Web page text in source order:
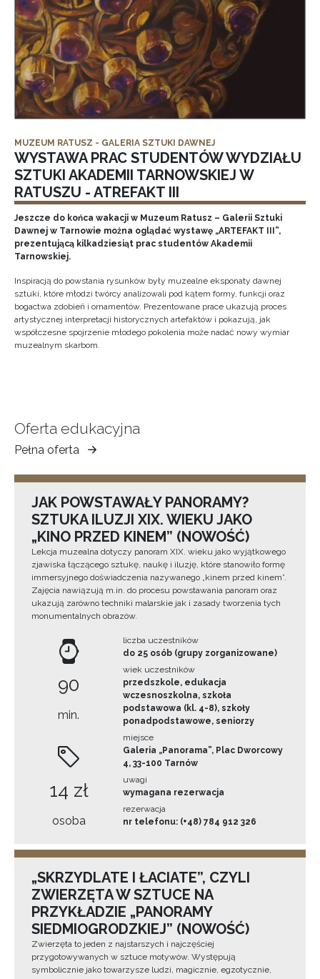
MUZEUM RATUSZ - GALERIA SZTUKI DAWNEJ
WYSTAWA PRAC STUDENTÓW WYDZIAŁU
SZTUKI AKADEMII TARNOWSKIEJ W
RATUSZU - ATREFAKT III
Jeszcze do końca wakacji w Muzeum Ratusz – Galerii Sztuki
Dawnej w Tarnowie można oglądać wystawę „ARTEFAKT III”,
prezentującą kilkadziesiąt prac studentów Akademii
Tarnowskiej.
Inspiracją do powstania rysunków były muzealne eksponaty dawnej
sztuki, które młodzi twórcy analizowali pod kątem formy, funkcji oraz
bogactwa zdobień i ornamentów. Prezentowane prace ukazują proces
artystycznej interpretacji historycznych artefaktów i pokazują, jak
współczesne spojrzenie młodego pokolenia może nadać nowy wymiar
muzealnym skarbom.
Oferta edukacyjna
Pełna oferta
Muzeum
Ziemi
JAK POWSTAWAŁY PANORAMY?
SZTUKA ILUZJI XIX. WIEKU JAKO
„KINO PRZED KINEM” (NOWOŚĆ)
Lekcja muzealna dotyczy panoram XIX. wieku jako wyjątkowego
zjawiska łączącego sztukę, naukę i iluzję, które stanowiło formę
immersyjnego doświadczenia nazywanego „kinem przed kinem”.
Zajęcia nawiązują m.in. do procesu powstawania panoram oraz
ukazują zarówno techniki malarskie jak i zasady tworzenia tych
monumentalnych obrazów.
90
min.
14 zł
osoba
liczba uczestników
do 25 osób (grupy zorganizowane)
wiek uczestników
przedszkole, edukacja
wczesnoszkolna, szkoła
podstawowa (kl. 4-8), szkoły
ponadpodstawowe, seniorzy
miejsce
Galeria „Panorama”, Plac Dworcowy
4, 33-100 Tarnów
uwagi
wymagana rezerwacja
rezerwacja
nr telefonu: (+48) 784 912 326
„SKRZYDLATE I ŁACIATE”, CZYLI
ZWIERZĘTA W SZTUCE NA
PRZYKŁADZIE „PANORAMY
SIEDMIOGRODZKIEJ” (NOWOŚĆ)
Zwierzęta to jeden z najstarszych i najczęściej
przygotowywanych w sztuce motywów. Występują
symbolicznie jako towarzysze ludzi, magicznie, egzotycznie,